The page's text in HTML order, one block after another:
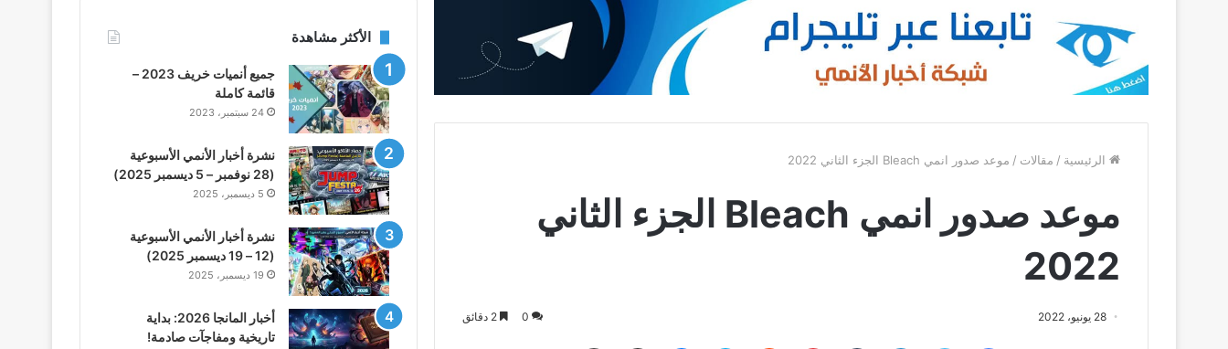
الرئيسية / مقالات / موعد صدور انمي Bleach الجزء الثاني 2022
موعد صدور انمي Bleach الجزء الثاني
2022
28 يونيو، 2022 0
الأكثر مشاهدة
جميع أنميات خريف 2023 –
قائمة كاملة
24 سبتمبر، 2023
نشرة أخبار الأنمي الأسبوعية
(28 نوفمبر – 5 ديسمبر 2025)
5 ديسمبر، 2025
نشرة أخبار الأنمي الأسبوعية
(12 – 19 ديسمبر 2025)
19 ديسمبر، 2025
أخبار المانجا 2026: بداية
تاريخية ومفاجآت صادمة!